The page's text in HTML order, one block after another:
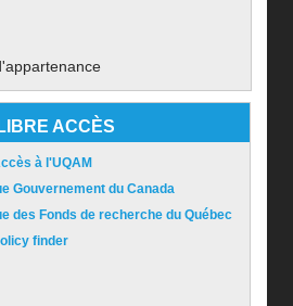
LIBRE ACCÈS
à l'UQAM
Gouvernement du Canada
des Fonds de recherche du Québec
finder